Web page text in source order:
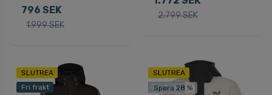
796 SEK
1.999 SEK
2.799 SEK
SLUTREA
Fri frakt
SLUTREA
Fri frakt
Spara 28 %